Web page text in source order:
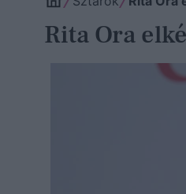
Rita Ora